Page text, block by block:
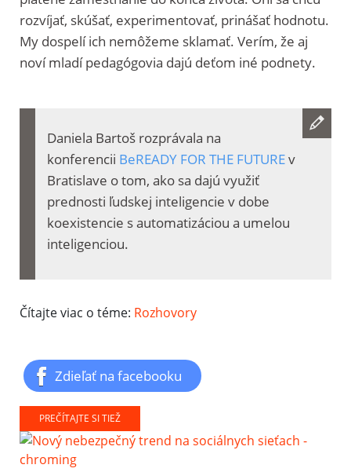
rozvíjať, skúšať, experimentovať, prinášať hodnotu.
My dospelí ich nemôžeme sklamať. Verím, že aj
noví mladí pedagógovia dajú deťom iné podnety.
Daniela Bartoš rozprávala na
konferencii BeREADY FOR THE FUTUREv
Bratislave o tom, ako sa dajú využiť
prednosti ľudskej inteligencie v dobe
koexistencie s automatizáciou a umelou
inteligenciou.
Čítajte viac o téme: Rozhovory
Zdieľať na facebooku
PREČÍTAJTE SI TIEŽ